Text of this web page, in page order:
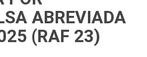
ABREVIADA
(RAF 23)